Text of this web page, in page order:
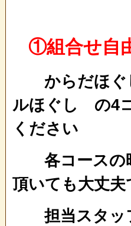
①組合せ自
からだほぐ
ルほぐし の4
ください
各コースの時
頂いても大丈夫
担当スタッ